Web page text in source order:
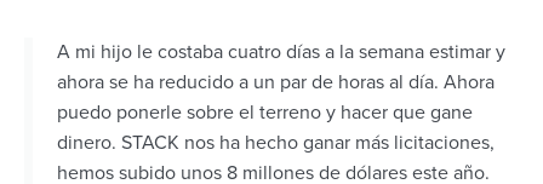
A mi hijo le costaba cuatro días a la semana estimar y
ahora se ha reducido a un par de horas al día. Ahora
puedo ponerle sobre el terreno y hacer que gane
dinero. STACK nos ha hecho ganar más licitaciones,
hemos subido unos 8 millones de dólares este año.